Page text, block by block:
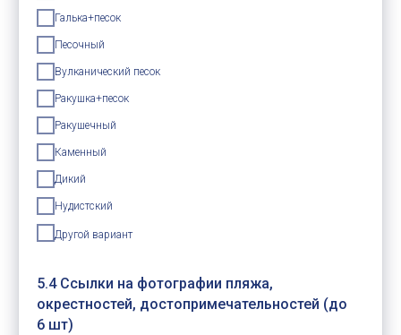
Галька+песок
Песочный
Вулканический песок
Ракушка+песок
Ракушечный
Каменный
Дикий
Нудистский
Другой вариант
5.4 Ссылки на фотографии пляжа,
окрестностей, достопримечательностей (до
6 шт)